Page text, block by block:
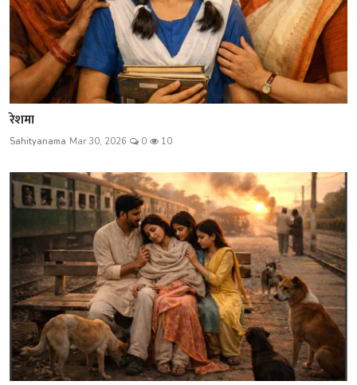
रेशमा
Sahityanama Mar 30, 2026 0 10